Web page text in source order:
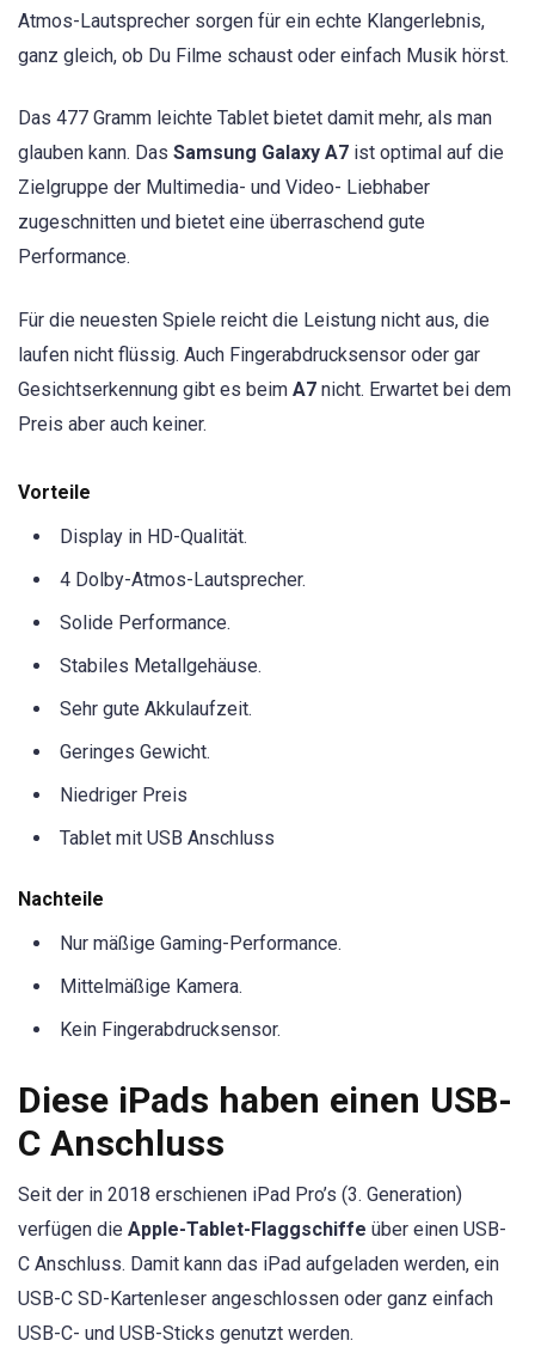
Atmos-Lautsprecher sorgen für ein echte Klangerlebnis,
ganz gleich, ob Du Filme schaust oder einfach Musik hörst.
Das 477 Gramm leichte Tablet bietet damit mehr, als man
glauben kann. Das Samsung Galaxy A7 ist optimal auf die
Zielgruppe der Multimedia- und Video- Liebhaber
zugeschnitten und bietet eine überraschend gute
Performance.
Für die neuesten Spiele reicht die Leistung nicht aus, die
laufen nicht flüssig. Auch Fingerabdrucksensor oder gar
Gesichtserkennung gibt es beim A7 nicht. Erwartet bei dem
Preis aber auch keiner.
Vorteile
Display in HD-Qualität.
4 Dolby-Atmos-Lautsprecher.
Solide Performance.
Stabiles Metallgehäuse.
Sehr gute Akkulaufzeit.
Geringes Gewicht.
Niedriger Preis
Tablet mit USB Anschluss
Nachteile
Nur mäßige Gaming-Performance.
Mittelmäßige Kamera.
Kein Fingerabdrucksensor.
Diese iPads haben einen USB-
C Anschluss
Seit der in 2018 erschienen iPad Pro’s (3. Generation)
verfügen die Apple-Tablet-Flaggschiffe über einen USB-
C Anschluss. Damit kann das iPad aufgeladen werden, ein
USB-C SD-Kartenleser angeschlossen oder ganz einfach
USB-C- und USB-Sticks genutzt werden.